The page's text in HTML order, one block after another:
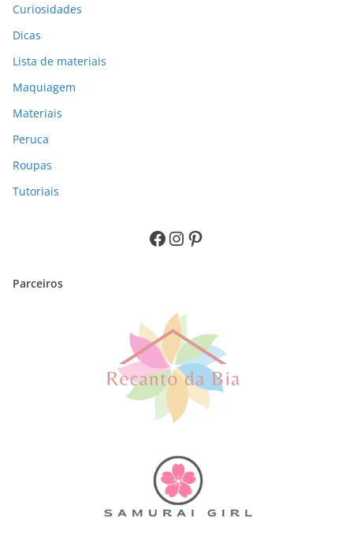
Curiosidades
Dicas
Lista de materiais
Maquiagem
Materiais
Peruca
Roupas
Tutoriais
Facebook InstagramPinterest
Parceiros